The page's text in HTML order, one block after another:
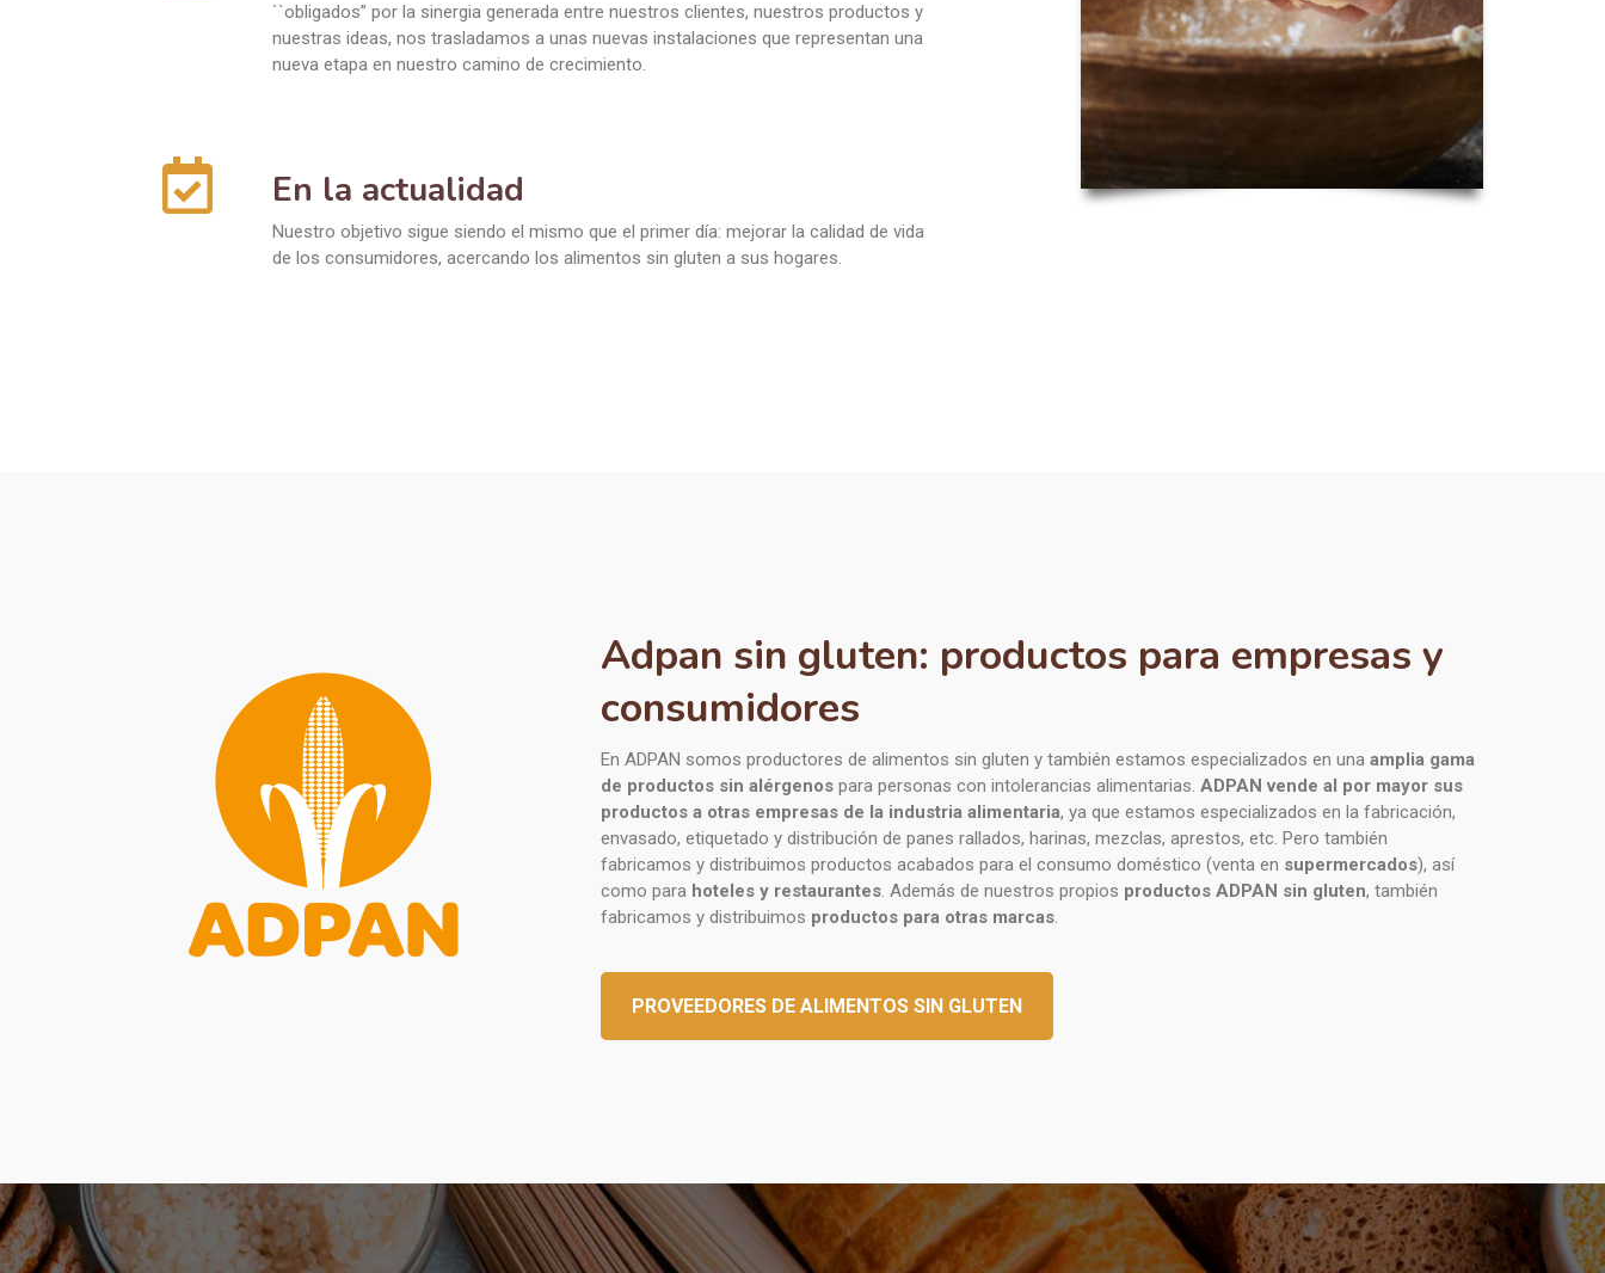
``obligados” por la sinergia generada entre nuestros clientes, nuestros productos y
nuestras ideas, nos trasladamos a unas nuevas instalaciones que representan una
nueva etapa en nuestro camino de crecimiento.
En la actualidad
Nuestro objetivo sigue siendo el mismo que el primer día: mejorar la calidad de vida
de los consumidores, acercando los alimentos sin gluten a sus hogares.
Adpan sin gluten: productos para empresas y
consumidores
En ADPAN somos productores de alimentos sin gluten y también estamos especializados en unaamplia gama
de productos sin alérgenospara personas con intolerancias alimentarias.ADPAN vende al por mayor sus
productos a otras empresas de la industria alimentaria, ya que estamos especializados en la fabricación,
envasado, etiquetado y distribución de panes rallados, harinas, mezclas, aprestos, etc. Pero también
fabricamos y distribuimos productos acabados para el consumo doméstico (venta en supermercados), así
como para hoteles y restaurantes. Además de nuestros propios productos ADPAN sin gluten, también
fabricamos y distribuimos productos para otras marcas.
PROVEEDORES DE ALIMENTOS SIN GLUTEN